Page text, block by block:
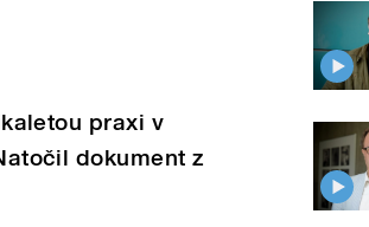
praxi v
dokument z